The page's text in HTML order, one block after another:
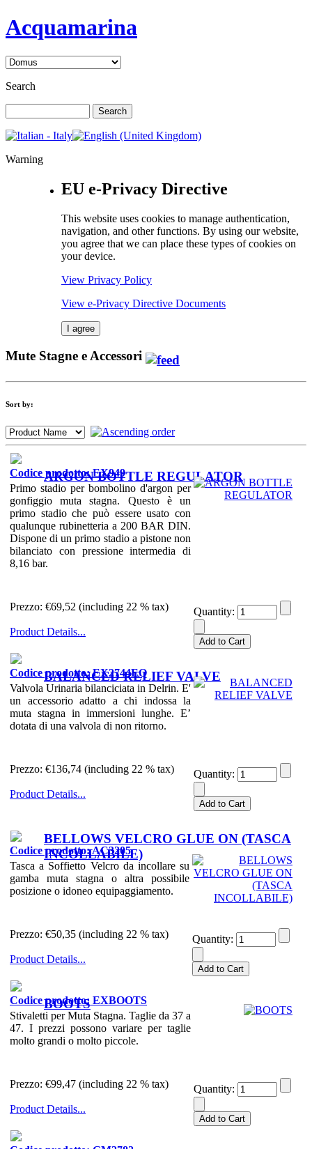
Acquamarina
Search
Warning
EU e-Privacy Directive
This website uses cookies to manage authentication,
navigation, and other functions. By using our website,
you agree that we can place these types of cookies on
your device.
View Privacy Policy
View e-Privacy Directive Documents
I agree
Mute Stagne e Accessori
Sort by:
ARGON BOTTLE REGULATOR
Codice prodotto: EX949
Primo stadio per bombolino d'argon per
gonfiggio muta stagna. Questo è un
primo stadio che può essere usato con
qualunque rubinetteria a 200 BAR DIN.
Dispone di un primo stadio a pistone non
bilanciato con pressione intermedia di
8,16 bar.
Prezzo: €69,52 (including 22 % tax)
Product Details...
Quantity:
BALANCED RELIEF VALVE
Codice prodotto: EX2744EQ
Valvola Urinaria bilanciciata in Delrin. E'
un accessorio adatto a chi indossa la
muta stagna in immersioni lunghe. E’
dotata di una valvola di non ritorno.
Prezzo: €136,74 (including 22 % tax)
Product Details...
Quantity:
BELLOWS VELCRO GLUE ON (TASCA
INCOLLABILE)
Codice prodotto: AC3205
Tasca a Soffietto Velcro da incollare su
gamba muta stagna o altra possibile
posizione o idoneo equipaggiamento.
Prezzo: €50,35 (including 22 % tax)
Product Details...
Quantity:
BOOTS
Codice prodotto: EXBOOTS
Stivaletti per Muta Stagna. Taglie da 37 a
47. I prezzi possono variare per taglie
molto grandi o molto piccole.
Prezzo: €99,47 (including 22 % tax)
Product Details...
Quantity: